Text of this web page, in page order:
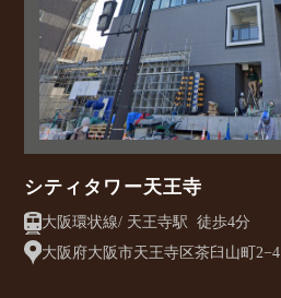
シティタワー天王寺
大阪環状線/ 天王寺駅 徒歩4分
大阪府大阪市天王寺区茶臼山町2−4